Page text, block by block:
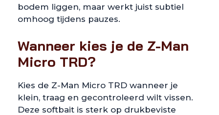
bodem liggen, maar werkt juist subtiel
omhoog tijdens pauzes.
Wanneer kies je de Z-Man
Micro TRD?
Kies de Z-Man Micro TRD wanneer je
klein, traag en gecontroleerd wilt vissen.
Deze softbait is sterk op drukbeviste